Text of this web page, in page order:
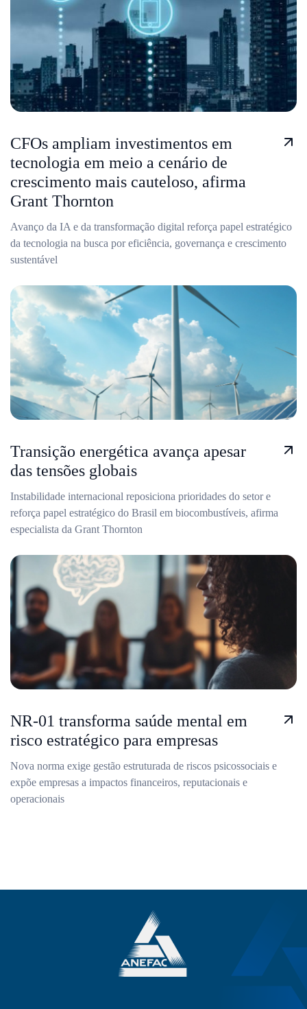
CFOs ampliam investimentos em
tecnologia em meio a cenário de
crescimento mais cauteloso, afirma
Grant Thornton
Avanço da IA e da transformação digital reforça papel estratégico
da tecnologia na busca por eficiência, governança e crescimento
sustentável
Transição energética avança apesar
das tensões globais
Instabilidade internacional reposiciona prioridades do setor e
reforça papel estratégico do Brasil em biocombustíveis, afirma
especialista da Grant Thornton
NR-01 transforma saúde mental em
risco estratégico para empresas
Nova norma exige gestão estruturada de riscos psicossociais e
expõe empresas a impactos financeiros, reputacionais e
operacionais